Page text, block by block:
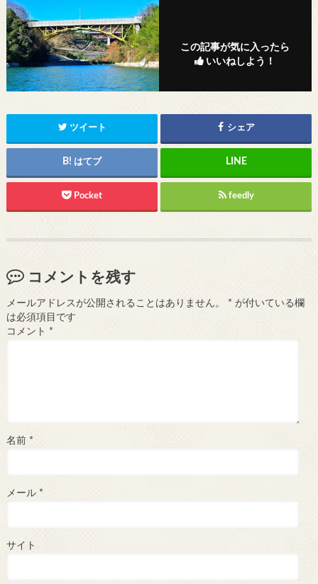
この記事が気に入ったら
いいねしよう！
ツイート シェア
はてブ
Pocket feedly
コメントを残す
メールアドレスが公開されることはありません。 * が付いている欄
は必須項目です
コメント *
名前 *
メール *
サイト